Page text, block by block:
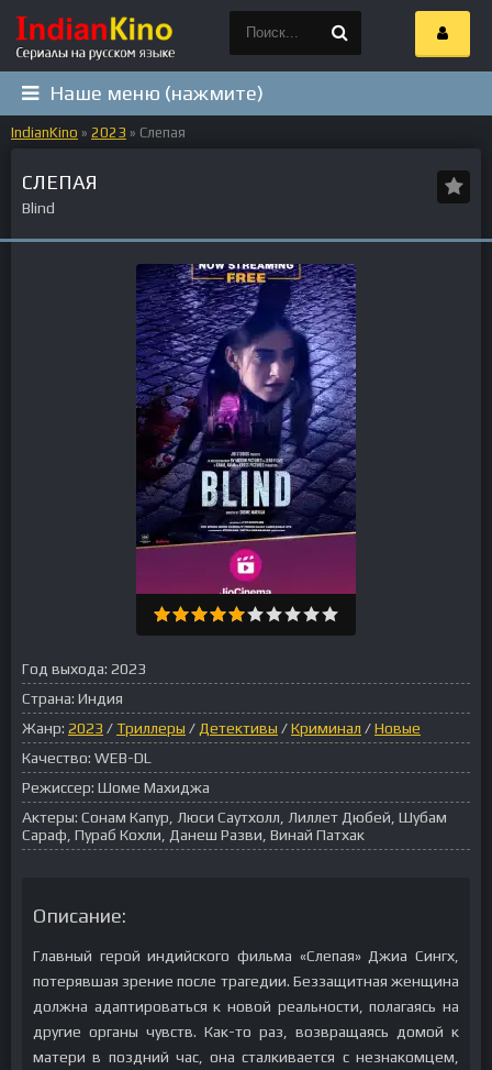
Наше меню (нажмите)
IndianKino » 2023 » Слепая
СЛЕПАЯ
Blind
Год выхода: 2023
Страна: Индия
Жанр: 2023 /Триллеры / Детективы /Криминал /Новые
Качество: WEB-DL
Режиссер: Шоме Махиджа
Актеры: Сонам Капур, Люси Саутхолл, Лиллет Дюбей, Шубам
Сараф, Пураб Кохли, Данеш Разви, Винай Патхак
Описание:
Главный герой индийского фильма «Слепая» Джиа Сингх,
потерявшая зрение после трагедии. Беззащитная женщина
должна адаптироваться к новой реальности, полагаясь на
другие органы чувств. Как-то раз, возвращаясь домой к
матери в поздний час, она сталкивается с незнакомцем,